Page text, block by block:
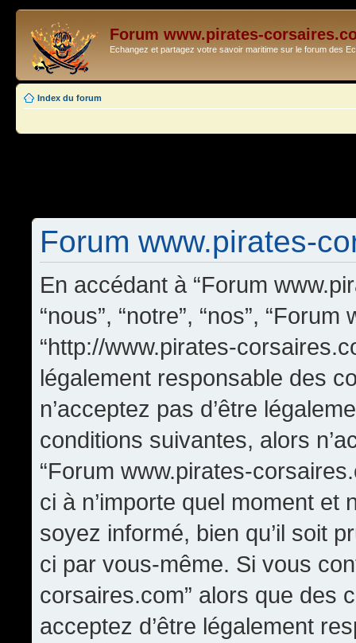
Forum www.pirates-
Echangez et partagez votre savoir maritime sur le forum des
Index du forum
Forum www.pirates-
En accédant à “Forum
“nous”, “notre”, “nos”,
“http://www.pirates-
légalement responsable des
n’acceptez pas d’être
conditions suivantes, alors
“Forum www.pirates-
ci à n’importe quel moment
soyez informé, bien qu’il soit
ci par vous-même. Si vous
corsaires.com” alors que des
acceptez d’être légalement